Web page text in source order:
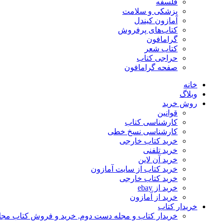
فلسفه
پزشکی و سلامت
آمازون کیندل
کتاب‌های پرفروش
گرامافون
کتاب شعر
حراجی کتاب
صفحه گرامافون
خانه
وبلاگ
روش خرید
قوانین
کارشناسی کتاب
کارشناسی نسخ خطی
خرید کتاب خارجی
خرید تلفنی
خرید آن لاین
خرید کتاب از سایت آمازون
خرید کتاب خارجی
خرید از ebay
خرید از آمازون
خریدار کتاب
خریدار کتاب و مجله دست دوم, خرید و فروش کتاب